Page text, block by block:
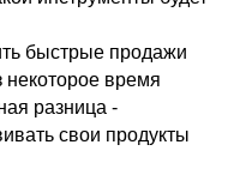
быстрые продажи
время
разница -
свои продукты